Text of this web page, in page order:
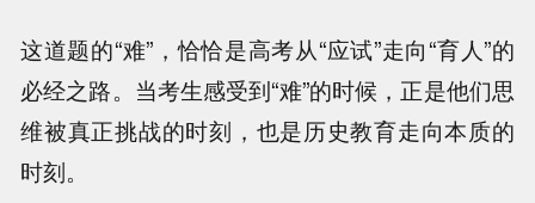
这道题的“难”，恰恰是高考从“应试”走向“育人”的
必经之路。当考生感受到“难”的时候，正是他们思
维被真正挑战的时刻，也是历史教育走向本质的
时刻。